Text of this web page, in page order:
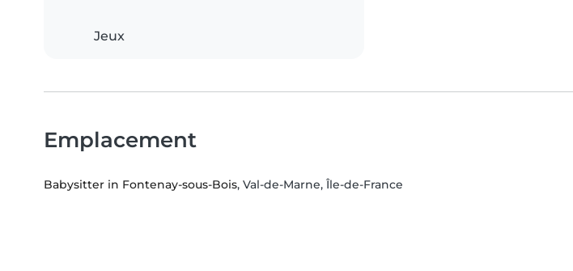
Jeux
Emplacement
Babysitter in Fontenay-sous-Bois, Val-de-Marne, Île-de-France